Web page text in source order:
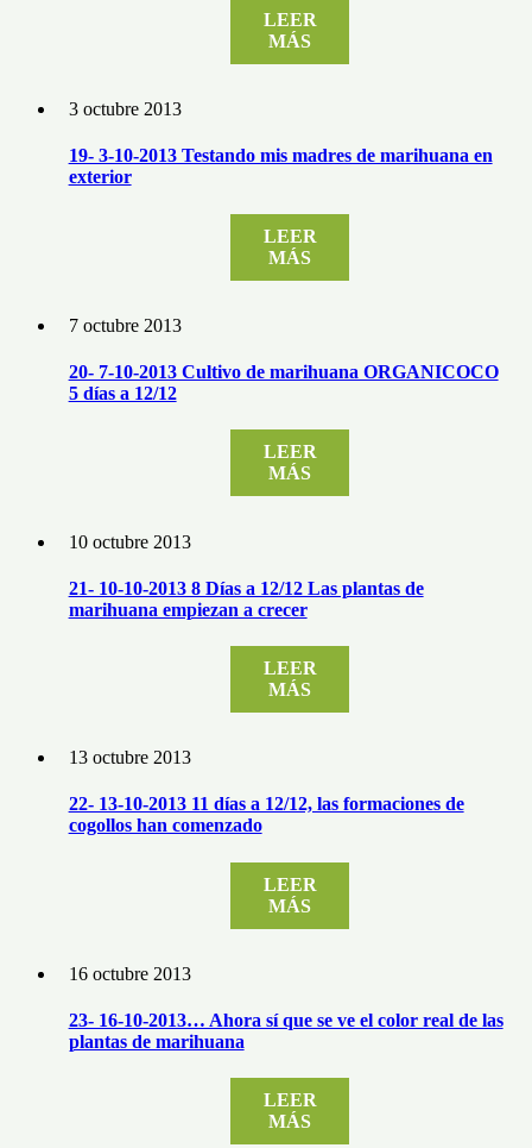
LEER
MÁS
3 octubre 2013
19- 3-10-2013 Testando mis madres de marihuana en
exterior
LEER
MÁS
7 octubre 2013
20- 7-10-2013 Cultivo de marihuana ORGANICOCO
5 días a 12/12
LEER
MÁS
10 octubre 2013
21- 10-10-2013 8 Días a 12/12 Las plantas de
marihuana empiezan a crecer
LEER
MÁS
13 octubre 2013
22- 13-10-2013 11 días a 12/12, las formaciones de
cogollos han comenzado
LEER
MÁS
16 octubre 2013
23- 16-10-2013… Ahora sí que se ve el color real de las
plantas de marihuana
LEER
MÁS